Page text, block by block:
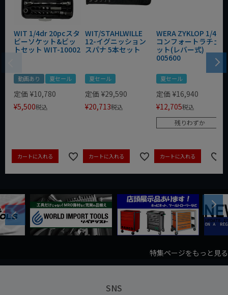
WIT 1/4dr 20pcスタ
ビーソケット&ビッ
トセット WIT-10002
動画あり 夏セール
定価 ¥10,780
¥5,500税込
カートに入れる
WIT/STAHLWILLE
12-イグニッション
スパナ 5本セット
夏セール
定価 ¥29,590
¥20,713税込
カートに入れる
WERA ZYKLOP 1/4"
コンフォートラチェ
ット(レバー式)
005600
夏セール
定価 ¥16,940
¥12,705税込
残りわずか
カートに入れる
Previous
Next
特集ページをもっと見る
SNS